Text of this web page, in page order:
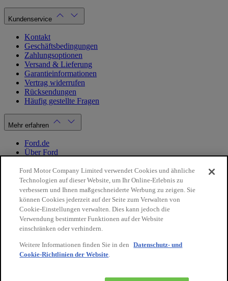
Kundenservice
Kontakt
Geschäftsbedingungen
Zahlungsoptionen
Versand & Lieferung
Garantieinformationen
Vertrag widerrufen
Rücksendungen
Häufig gestellte Fragen
Mehr erfahren
Ford.de
Über Ford
Datenschutzbestimmungen
Impressum
Mein Konto
Login / Registrierung
Meine Bestellungen
Land ändern
Ford Motor Company Limited verwendet Cookies und ähnliche
Technologien auf dieser Website, um Ihr Online-Erlebnis zu
verbessern und Ihnen maßgeschneiderte Werbung zu zeigen. Sie
können Cookies jederzeit auf der Seite zum Verwalten von
Cookie-Einstellungen verwalten. Dies kann jedoch die
Verwendung bestimmter Funktionen auf der Website
einschränken oder verhindern.
Weitere Informationen finden Sie in den
Datenschutz- und
Cookie-Richtlinien der Website.
Bestellung